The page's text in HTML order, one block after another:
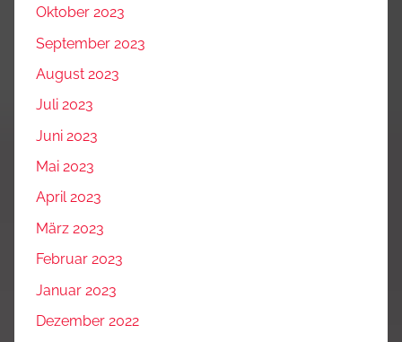
Oktober 2023
September 2023
August 2023
Juli 2023
Juni 2023
Mai 2023
April 2023
März 2023
Februar 2023
Januar 2023
Dezember 2022